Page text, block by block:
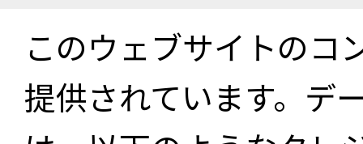
このウェブサイトのコ
提供されています。デ